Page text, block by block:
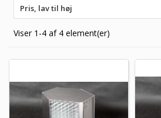
Pris, lav til høj
Viser 1-4 af 4 element(er)